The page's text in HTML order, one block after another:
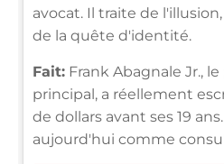
avocat. Il traite de
de la quête d'identité.
Fait: Frank Abagnale Jr.,
principal, a réellement
de dollars avant ses 19
aujourd'hui comme